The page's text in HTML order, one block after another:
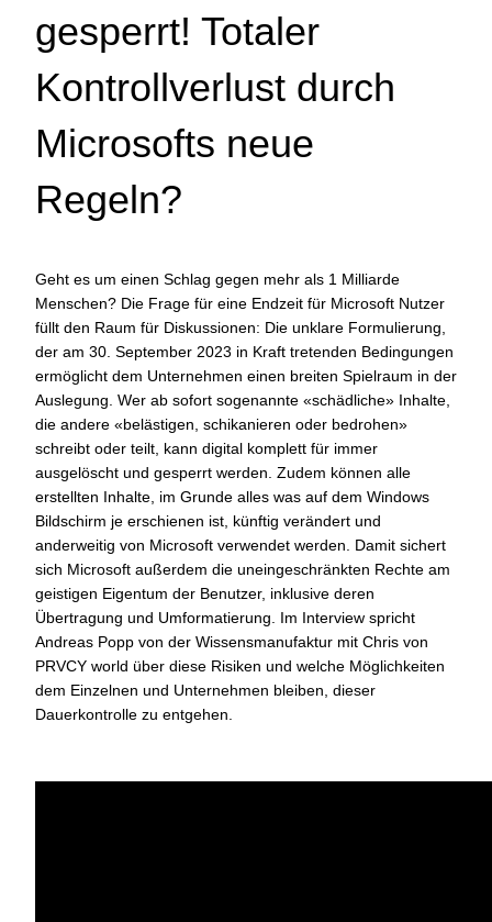
gesperrt! Totaler
Kontrollverlust durch
Microsofts neue
Regeln?
Geht es um einen Schlag gegen mehr als 1 Milliarde
Menschen? Die Frage für eine Endzeit für Microsoft Nutzer
füllt den Raum für Diskussionen: Die unklare Formulierung,
der am 30. September 2023 in Kraft tretenden Bedingungen
ermöglicht dem Unternehmen einen breiten Spielraum in der
Auslegung. Wer ab sofort sogenannte «schädliche» Inhalte,
die andere «belästigen, schikanieren oder bedrohen»
schreibt oder teilt, kann digital komplett für immer
ausgelöscht und gesperrt werden. Zudem können alle
erstellten Inhalte, im Grunde alles was auf dem Windows
Bildschirm je erschienen ist, künftig verändert und
anderweitig von Microsoft verwendet werden. Damit sichert
sich Microsoft außerdem die uneingeschränkten Rechte am
geistigen Eigentum der Benutzer, inklusive deren
Übertragung und Umformatierung. Im Interview spricht
Andreas Popp von der Wissensmanufaktur mit Chris von
PRVCY world über diese Risiken und welche Möglichkeiten
dem Einzelnen und Unternehmen bleiben, dieser
Dauerkontrolle zu entgehen.